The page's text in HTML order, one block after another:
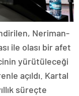
Neriman-
ile olası bir afet
yürütüleceği
açıldı. Kartal
süreçte